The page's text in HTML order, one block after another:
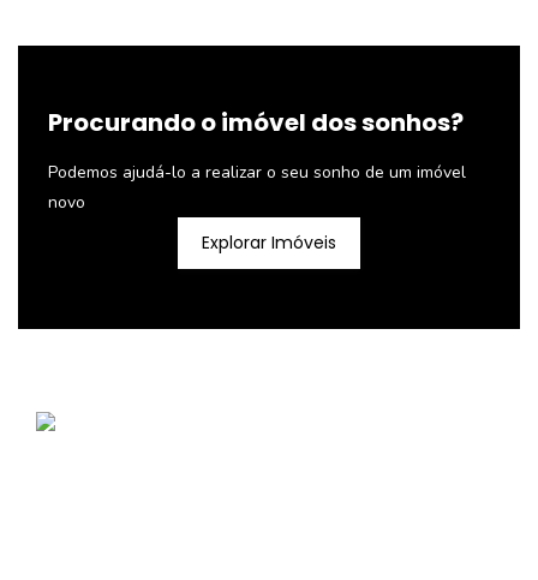
Procurando o imóvel dos sonhos?
Podemos ajudá-lo a realizar o seu sonho de um imóvel
novo
Explorar Imóveis